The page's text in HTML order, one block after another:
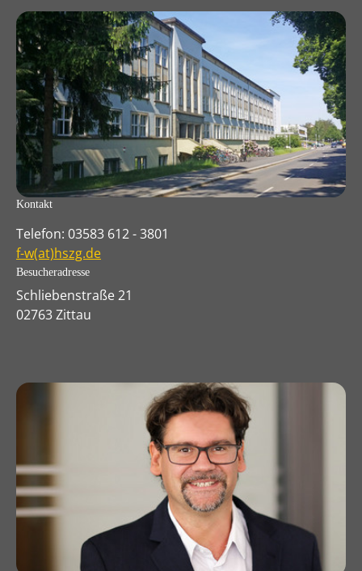
Kontakt
Telefon: 03583 612 - 3801
f-w(at)hszg.de
Besucheradresse
Schliebenstraße 21
02763 Zittau